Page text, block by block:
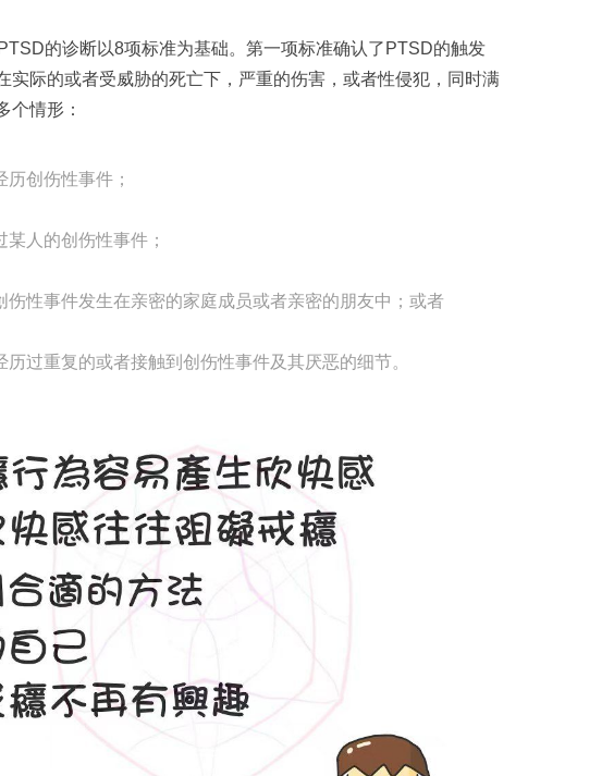
PTSD的诊断以8项标准为基础。第一项标准确认了 PTSD的触发
实际的或者受威胁的死亡下，严重的伤害，或者性侵犯，同时满
个情形：
历创伤性事件；
某人的创伤性事件；
伤性事件发生在亲密的家庭成员或者亲密的朋友中；或者
历过重复的或者接触到创伤性事件及其厌恶的细节。